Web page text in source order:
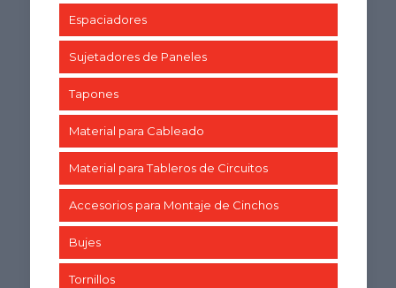
Espaciadores
Sujetadores de Paneles
Tapones
Material para Cableado
Material para Tableros de Circuitos
Accesorios para Montaje de Cinchos
Bujes
Tornillos